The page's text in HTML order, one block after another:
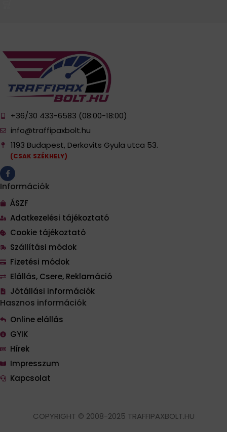
+36/30 433-6583 (08:00-18:00)
info@traffipaxbolt.hu
1193 Budapest, Derkovits Gyula utca 53.
(CSAK SZÉKHELY)
Információk
ÁSZF
Adatkezelési tájékoztató
Cookie tájékoztató
Szállítási módok
Fizetési módok
Elállás, Csere, Reklamáció
Jótállási információk
Hasznos információk
Online elállás
GYIK
Hírek
Impresszum
Kapcsolat
COPYRIGHT © 2008-2025 TRAFFIPAXBOLT.HU